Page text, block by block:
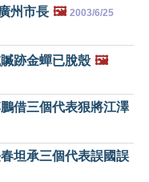
州市長 🖼️ 2003/6/25
跡金蟬已脫殼 🖼️
借三個代表狠將江澤
坦承三個代表誤國誤